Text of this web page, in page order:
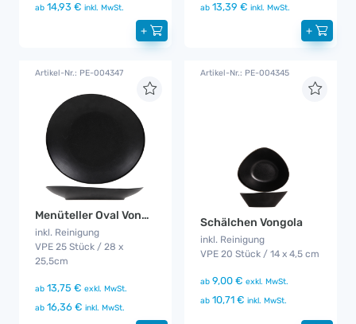
ab 14,93 € inkl. MwSt.
+
ab 13,39 € inkl. MwSt.
+
Artikel-Nr.: PE-004347
Menüteller Oval Vongola
inkl. Reinigung
VPE 25 Stück / 28 x
25,5cm
ab 13,75 € exkl. MwSt.
ab 16,36 € inkl. MwSt.
Artikel-Nr.: PE-004345
Schälchen Vongola
inkl. Reinigung
VPE 20 Stück / 14 x 4,5 cm
ab 9,00 € exkl. MwSt.
ab 10,71 € inkl. MwSt.